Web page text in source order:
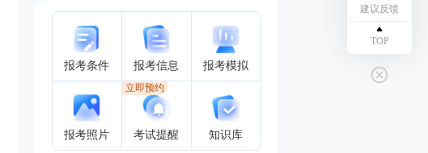
报考条件 报考信息 报考模拟
报考照片 考试提醒
立即预约
知识库
建议反馈
TOP